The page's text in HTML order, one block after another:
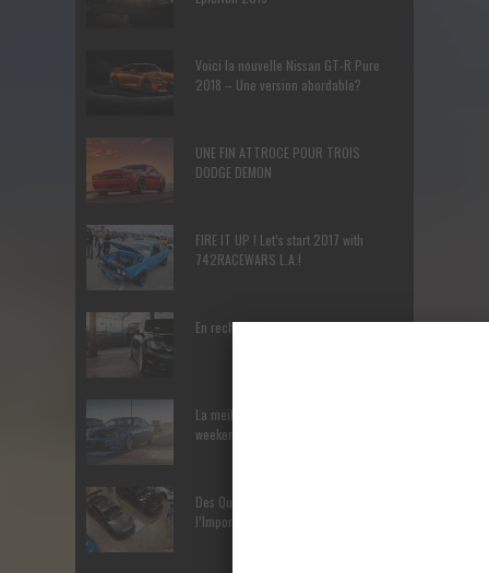
Voici la nouvelle Nissan GT-R Pure
2018 – Une version abordable?
UNE FIN ATTROCE POUR TROIS
DODGE DEMON
FIRE IT UP ! Let’s start 2017 with
742RACEWARS L.A.!
En recherche Identitaire
La meilleure manière de terminer le
weekend – Les Cars and Coffee
Des Québécois à l’assaut de
l’Importfest